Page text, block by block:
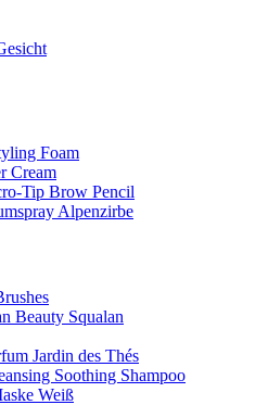
Foam
Cream
Tip Brow Pencil
Alpenzirbe
Beauty Squalan
Jardin des Thés
Soothing Shampoo
Weiß